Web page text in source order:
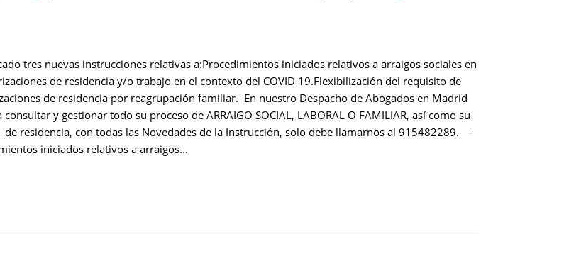
tres nuevas instrucciones relativas a:Procedimientos iniciados relativos a arraigos sociales en
de residencia y/o trabajo en el contexto del COVID 19.Flexibilización del requisito de
de residencia por reagrupación familiar. En nuestro Despacho de Abogados en Madrid
y gestionar todo su proceso de ARRAIGO SOCIAL, LABORAL O FAMILIAR, así como su
de residencia, con todas las Novedades de la Instrucción, solo debe llamarnos al 915482289. –
iniciados relativos a arraigos...